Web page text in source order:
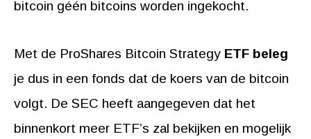
bitcoin géén bitcoins worden ingekocht.
Met de ProShares Bitcoin Strategy ETF beleg
je dus in een fonds dat de koers van de bitcoin
volgt. De SEC heeft aangegeven dat het
binnenkort meer ETF’s zal bekijken en mogelijk